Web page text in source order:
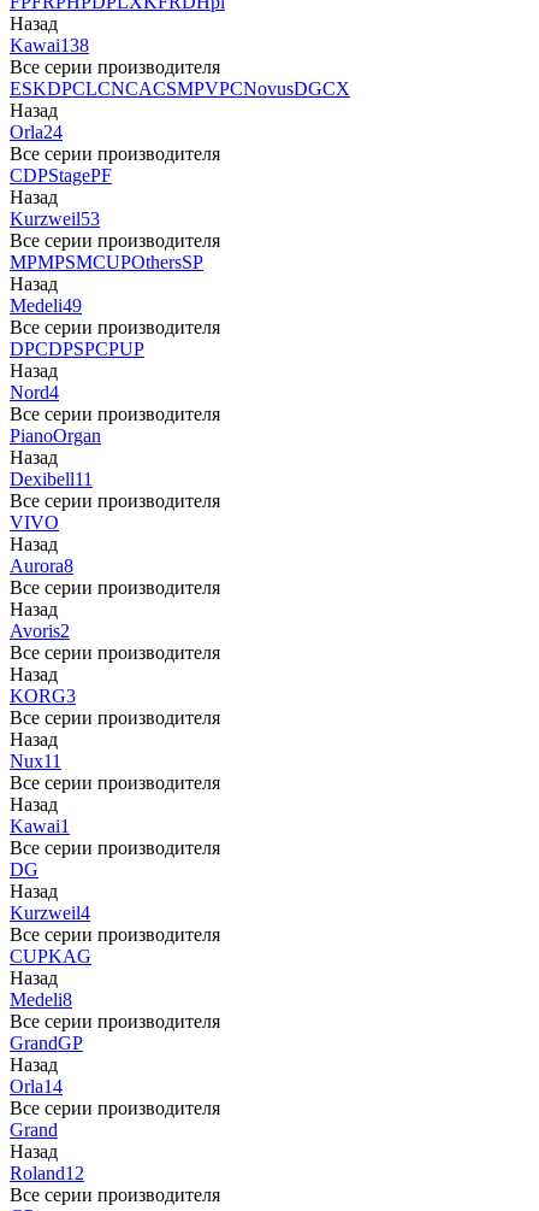
Назад
Kawai138
Все серии производителя
ESKDPCLCNCACSMPVPCNovusDGCX
Назад
Orla24
Все серии производителя
CDPStagePF
Назад
Kurzweil53
Все серии производителя
MPMPSMCUPOthersSP
Назад
Medeli49
Все серии производителя
DPCDPSPCPUP
Назад
Nord4
Все серии производителя
PianoOrgan
Назад
Dexibell11
Все серии производителя
VIVO
Назад
Aurora8
Все серии производителя
Назад
Avoris2
Все серии производителя
Назад
KORG3
Все серии производителя
Назад
Nux11
Все серии производителя
Назад
Kawai1
Все серии производителя
DG
Назад
Kurzweil4
Все серии производителя
CUPKAG
Назад
Medeli8
Все серии производителя
GrandGP
Назад
Orla14
Все серии производителя
Grand
Назад
Roland12
Все серии производителя